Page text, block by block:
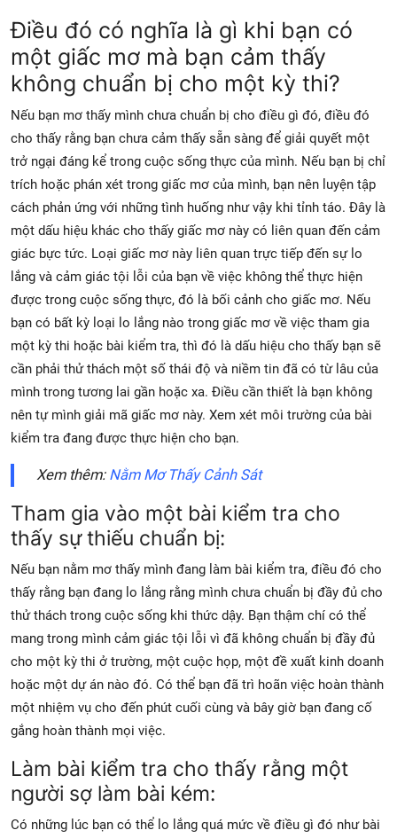
Điều đó có nghĩa là gì khi bạn có
một giấc mơ mà bạn cảm thấy
không chuẩn bị cho một kỳ thi?
Nếu bạn mơ thấy mình chưa chuẩn bị cho điều gì đó, điều đó
cho thấy rằng bạn chưa cảm thấy sẵn sàng để giải quyết một
trở ngại đáng kể trong cuộc sống thực của mình. Nếu bạn bị chỉ
trích hoặc phán xét trong giấc mơ của mình, bạn nên luyện tập
cách phản ứng với những tình huống như vậy khi tỉnh táo. Đây là
một dấu hiệu khác cho thấy giấc mơ này có liên quan đến cảm
giác bực tức. Loại giấc mơ này liên quan trực tiếp đến sự lo
lắng và cảm giác tội lỗi của bạn về việc không thể thực hiện
được trong cuộc sống thực, đó là bối cảnh cho giấc mơ. Nếu
bạn có bất kỳ loại lo lắng nào trong giấc mơ về việc tham gia
một kỳ thi hoặc bài kiểm tra, thì đó là dấu hiệu cho thấy bạn sẽ
cần phải thử thách một số thái độ và niềm tin đã có từ lâu của
mình trong tương lai gần hoặc xa. Điều cần thiết là bạn không
nên tự mình giải mã giấc mơ này. Xem xét môi trường của bài
kiểm tra đang được thực hiện cho bạn.
Xem thêm: Nằm Mơ Thấy Cảnh Sát
Tham gia vào một bài kiểm tra cho
thấy sự thiếu chuẩn bị:
Nếu bạn nằm mơ thấy mình đang làm bài kiểm tra, điều đó cho
thấy rằng bạn đang lo lắng rằng mình chưa chuẩn bị đầy đủ cho
thử thách trong cuộc sống khi thức dậy. Bạn thậm chí có thể
mang trong mình cảm giác tội lỗi vì đã không chuẩn bị đầy đủ
cho một kỳ thi ở trường, một cuộc họp, một đề xuất kinh doanh
hoặc một dự án nào đó. Có thể bạn đã trì hoãn việc hoàn thành
một nhiệm vụ cho đến phút cuối cùng và bây giờ bạn đang cố
gắng hoàn thành mọi việc.
Làm bài kiểm tra cho thấy rằng một
người sợ làm bài kém:
Có những lúc bạn có thể lo lắng quá mức về điều gì đó như bài